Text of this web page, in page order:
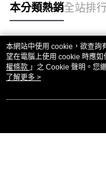
本分類熱銷全站排行
熱門標籤
本網站中使用 cookie，欲查詢
望在電腦上使用 cookie 時應
權條款 」之 Cookie 聲明。您
用條款之 Cookie 聲明使用
了解更多 >